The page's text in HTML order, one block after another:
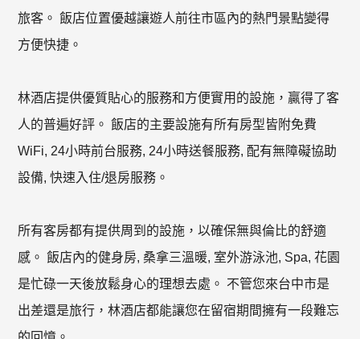
旅客。 飯店位置優越讓遊人前往市區內的熱門景點變得
方便快捷。
林酒店提供優質貼心的服務和方便實用的設施，贏得了客
人的普遍好評。 飯店的主要設施有所有房型皆附免費
WiFi, 24小時前台服務, 24小時送餐服務, 配有無障礙協助
設備, 快速入住/退房服務。
所有客房都有提供周到的設施，以確保無與倫比的舒適
感。 飯店內的健身房, 桑拿三溫暖, 室外游泳池, Spa, 花園
是忙碌一天後放鬆身心的理想去處。 不管您來台中市是
出差還是旅行，林酒店都能讓您在留宿期間擁有一段難忘